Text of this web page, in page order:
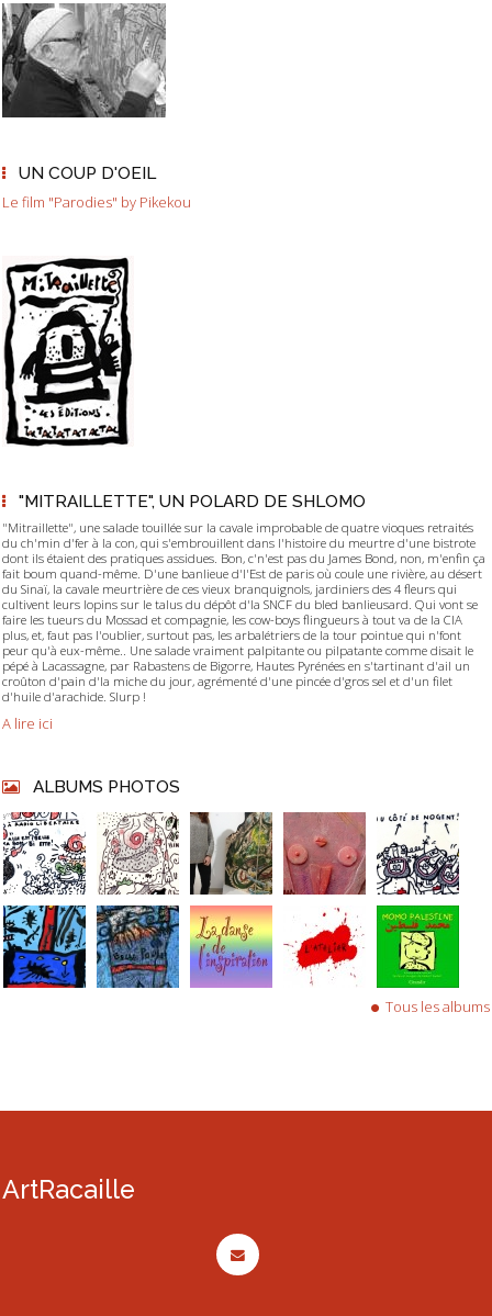
UN COUP D'OEIL
Le film "Parodies" by Pikekou
"MITRAILLETTE", UN POLARD DE SHLOMO
"Mitraillette", une salade touillée sur la cavale improbable de quatre vioques retraités
du ch'min d'fer à la con, qui s'embrouillent dans l'histoire du meurtre d'une bistrote
dont ils étaient des pratiques assidues. Bon, c'n'est pas du James Bond, non, m'enfin ça
fait boum quand-même. D'une banlieue d'l'Est de paris où coule une rivière, au désert
du Sinaï, la cavale meurtrière de ces vieux branquignols, jardiniers des 4 fleurs qui
cultivent leurs lopins sur le talus du dépôt d'la SNCF du bled banlieusard. Qui vont se
faire les tueurs du Mossad et compagnie, les cow-boys flingueurs à tout va de la CIA
plus, et, faut pas l'oublier, surtout pas, les arbalétriers de la tour pointue qui n'font
peur qu'à eux-même.. Une salade vraiment palpitante ou pilpatante comme disait le
pépé à Lacassagne, par Rabastens de Bigorre, Hautes Pyrénées en s'tartinant d'ail un
croûton d'pain d'la miche du jour, agrémenté d'une pincée d'gros sel et d'un filet
d'huile d'arachide. Slurp !
A lire ici
ALBUMS PHOTOS
Tous les albums
ArtRacaille